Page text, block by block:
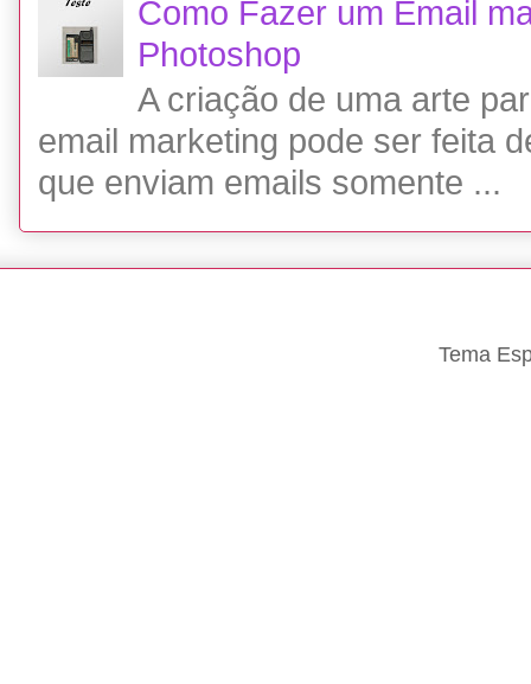
Como Fazer um Email
Photoshop
A criação de uma arte
email marketing pode ser feita
que enviam emails somente ...
Tema